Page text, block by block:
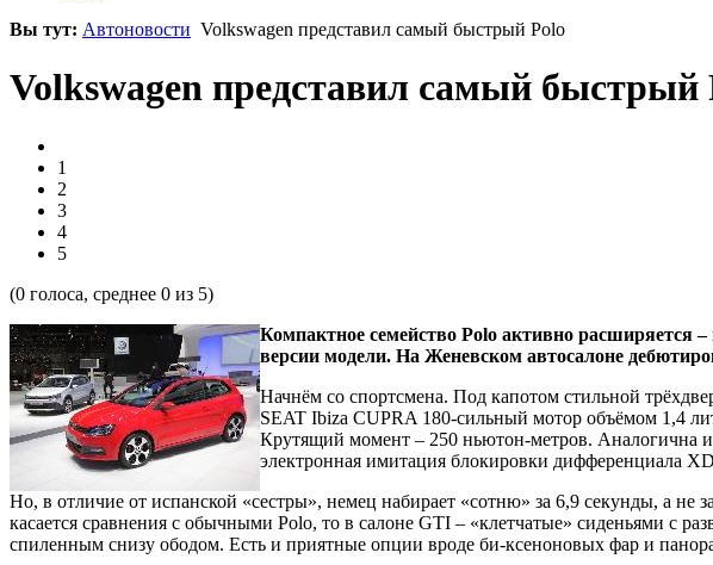
Вы тут: Автоновости Volkswagen представил самый быстрый Polo
Volkswagen представил самый быстрый
1
2
3
4
5
(0 голоса, среднее 0 из 5)
Компактное семейство Polo активно расширяется
версии модели. На Женевском автосалоне
Начнём со спортсмена. Под капотом стильной
SEAT Ibiza CUPRA 180-сильный мотор объёмом 1,4
Крутящий момент – 250 ньютон-метров. Аналогична и
электронная имитация блокировки дифференциала
Но, в отличие от испанской «сестры», немец набирает «сотню» за 6,9 секунды, а не
касается сравнения с обычными Polo, то в салоне GTI – «клетчатые» сиденьями с
спиленным снизу ободом. Есть и приятные опции вроде би-ксеноновых фар и